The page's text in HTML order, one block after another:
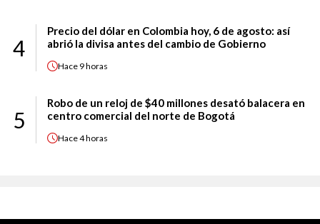
4
Precio del dólar en Colombia hoy, 6 de agosto: así
abrió la divisa antes del cambio de Gobierno
Hace 9 horas
5
Robo de un reloj de $40 millones desató balacera en
centro comercial del norte de Bogotá
Hace4 horas